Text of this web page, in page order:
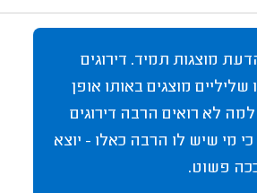
מוצגות תמיד. דירוגים
שליליים מוצגים באותו אופן
למה לא רואים הרבה דירוגים
כי מי שיש לו הרבה כאלו - יוצא
פשוט.